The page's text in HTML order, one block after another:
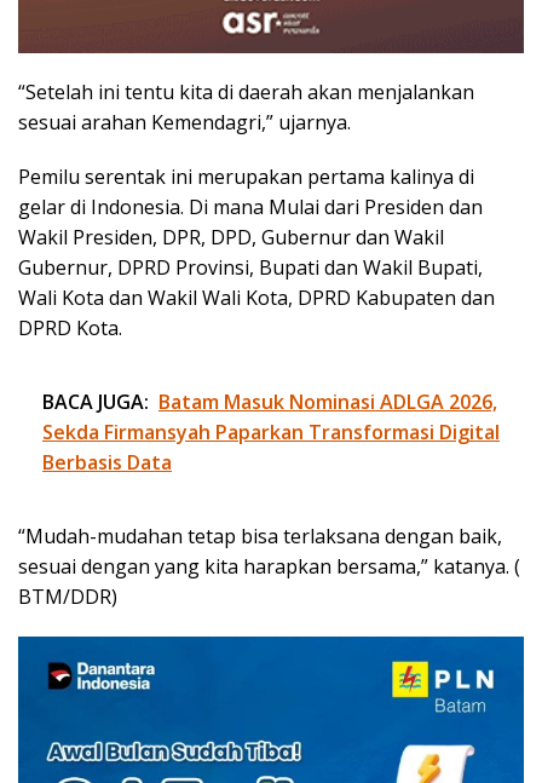
“Setelah ini tentu kita di daerah akan menjalankan
sesuai arahan Kemendagri,” ujarnya.
Pemilu serentak ini merupakan pertama kalinya di
gelar di Indonesia. Di mana Mulai dari Presiden dan
Wakil Presiden, DPR, DPD, Gubernur dan Wakil
Gubernur, DPRD Provinsi, Bupati dan Wakil Bupati,
Wali Kota dan Wakil Wali Kota, DPRD Kabupaten dan
DPRD Kota.
BACA JUGA: Batam Masuk Nominasi ADLGA 2026,
Sekda Firmansyah Paparkan Transformasi Digital
Berbasis Data
“Mudah-mudahan tetap bisa terlaksana dengan baik,
sesuai dengan yang kita harapkan bersama,” katanya. (
BTM/DDR)